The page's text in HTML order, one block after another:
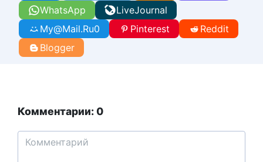
WhatsApp
LiveJournal
My@Mail.Ru0 Pinterest
Reddit
Blogger
Комментарии: 0